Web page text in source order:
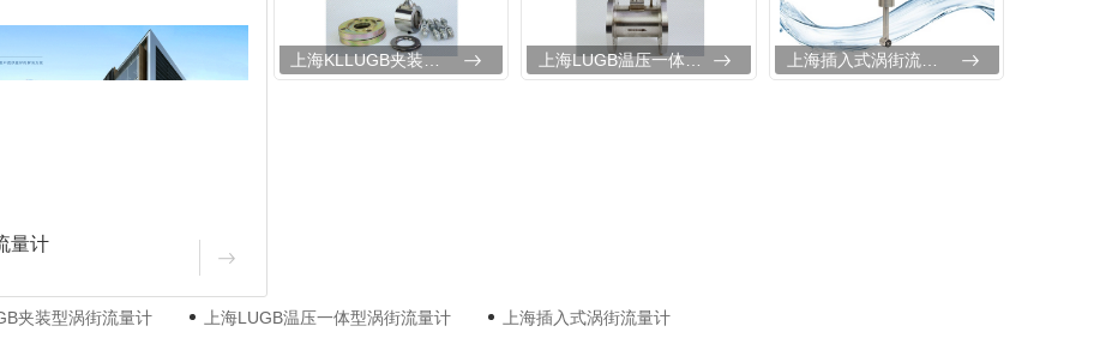
量计
上海KLLUGB夹装型涡街流量计 上海LUGB温压一体型涡街流量计 上海插入式涡街流量计
夹装型涡街流量计 上海LUGB温压一体型涡街流量计 上海插入式涡街流量计